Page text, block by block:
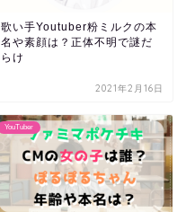
歌い手Youtuber粉ミルクの本
名や素顔は？正体不明で謎だ
らけ
2021年2月16日
YouTuber